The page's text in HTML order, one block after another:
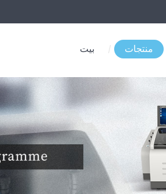
بيت / منتجات